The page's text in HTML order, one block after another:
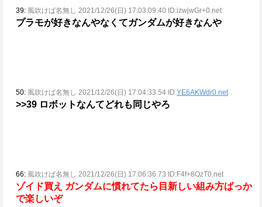
39: 風吹けば名無し 2021/12/26(日) 17:03:09.40 ID:izwjwGr+0.net
プラモが好きなんやなくてガンダムが好きなんや
50: 風吹けば名無し 2021/12/26(日) 17:04:33.54 ID:YE6AKWdr0.net
>>39 ロボットなんてどれも同じやろ
66: 風吹けば名無し 2021/12/26(日) 17:06:36.73 ID:F4f+8OzT0.net
ゾイド買え ガンダムに慣れてたら目新しい組み方ばっか
で楽しいぞ